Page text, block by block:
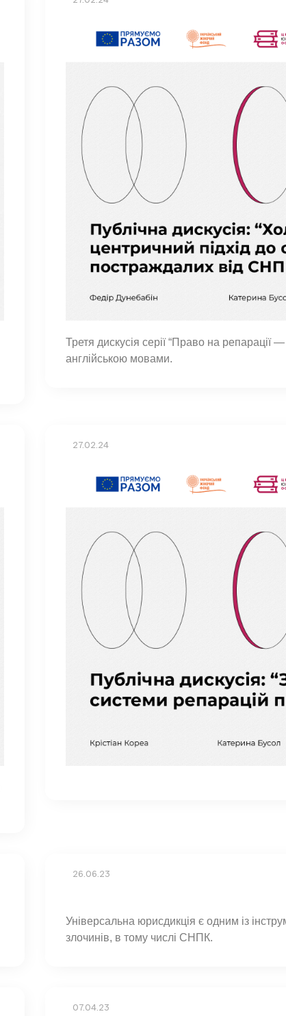
Третя дискусія серії “Право на
англійською мовами.
27.02.24
26.06.23
Універсальна юрисдикція є одним із
злочинів, в тому числі СНПК.
07.04.23